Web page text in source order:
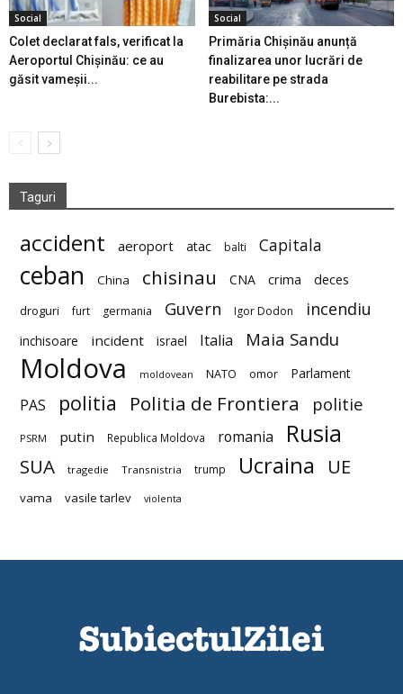
Social
Colet declarat fals, verificat la
Aeroportul Chișinău: ce au
găsit vameșii...
Social
Primăria Chișinău anunță
finalizarea unor lucrări de
reabilitare pe strada
Burebista:...
Taguri
accident aeroport atac balti Capitala
ceban China chisinau CNA crima deces
droguri furt germania Guvern Igor Dodon incendiu
inchisoare incident israel Italia Maia Sandu
Moldova moldovean NATO omor Parlament
PAS politia Politia de Frontiera politie
PSRM putin Republica Moldova romania Rusia
SUA tragedie Transnistria trump Ucraina UE
vama vasile tarlev violenta